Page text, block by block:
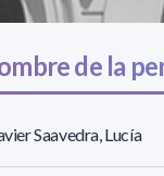
de la
Saavedra, Lucía